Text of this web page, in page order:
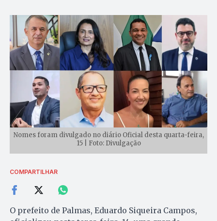
Nomes foram divulgado no diário Oficial desta quarta-feira,
15 | Foto: Divulgação
COMPARTILHAR
O prefeito de Palmas, Eduardo Siqueira Campos,